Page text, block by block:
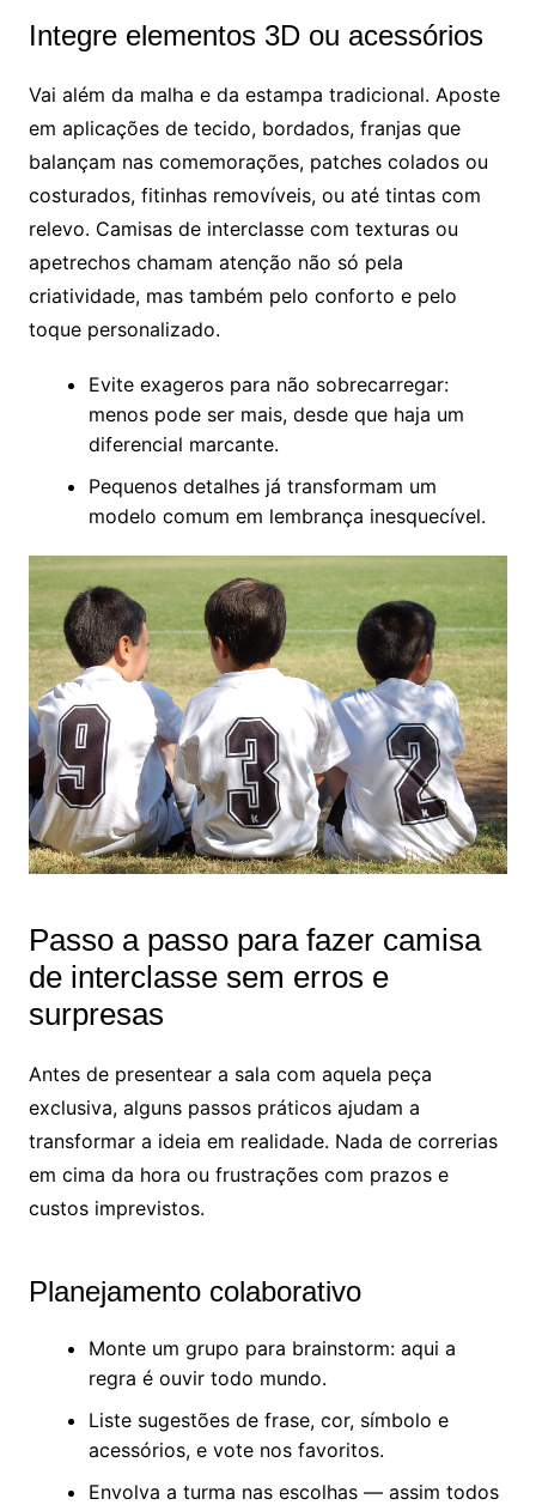
Integre elementos 3D ou acessórios
Vai além da malha e da estampa tradicional. Aposte
em aplicações de tecido, bordados, franjas que
balançam nas comemorações, patches colados ou
costurados, fitinhas removíveis, ou até tintas com
relevo. Camisas de interclasse com texturas ou
apetrechos chamam atenção não só pela
criatividade, mas também pelo conforto e pelo
toque personalizado.
Evite exageros para não sobrecarregar:
menos pode ser mais, desde que haja um
diferencial marcante.
Pequenos detalhes já transformam um
modelo comum em lembrança inesquecível.
Passo a passo para fazer camisa
de interclasse sem erros e
surpresas
Antes de presentear a sala com aquela peça
exclusiva, alguns passos práticos ajudam a
transformar a ideia em realidade. Nada de correrias
em cima da hora ou frustrações com prazos e
custos imprevistos.
Planejamento colaborativo
Monte um grupo para brainstorm: aqui a
regra é ouvir todo mundo.
Liste sugestões de frase, cor, símbolo e
acessórios, e vote nos favoritos.
Envolva a turma nas escolhas — assim todos